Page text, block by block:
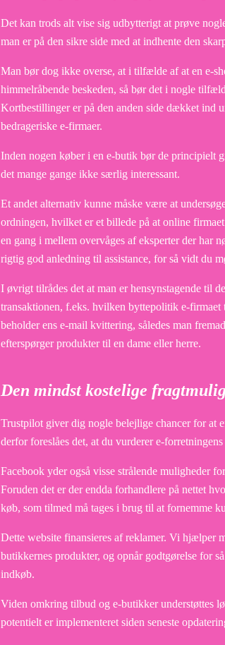
Det kan trods alt vise sig udbytterigt at prøve
man er på den sikre side med at indhente den
Man bør dog ikke overse, at i tilfælde af at en e-
himmelråbende beskeden, så bør det i nogle
Kortbestillinger er på den anden side dækket ind
bedrageriske e-firmaer.
Inden nogen køber i en e-butik bør de principielt
det mange gange ikke særlig interessant.
Et andet alternativ kunne måske være at
ordningen, hvilket er et billede på at online
en gang i mellem overvåges af eksperter der har
rigtig god anledning til assistance, for så vidt du
I øvrigt tilrådes det at man er hensynstagende til
transaktionen, f.eks. hvilken byttepolitik e-
beholder ens e-mail kvittering, således man
efterspørger produkter til en dame eller herre.
Den mindst kostelige
Trustpilot giver dig nogle belejlige chancer for at
derfor foreslåes det, at du vurderer e-
Facebook yder også visse strålende muligheder
Foruden det er der endda forhandlere på nettet
køb, som tilmed må tages i brug til at fornemme
Dette website finansieres af reklamer. Vi hjælper
butikkernes produkter, og opnår godtgørelse for
indkøb.
Viden omkring tilbud og e-butikker understøttes
potentielt er implementeret siden seneste